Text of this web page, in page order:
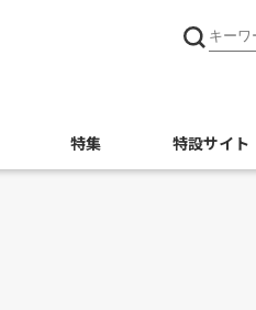
特集 特設サイト